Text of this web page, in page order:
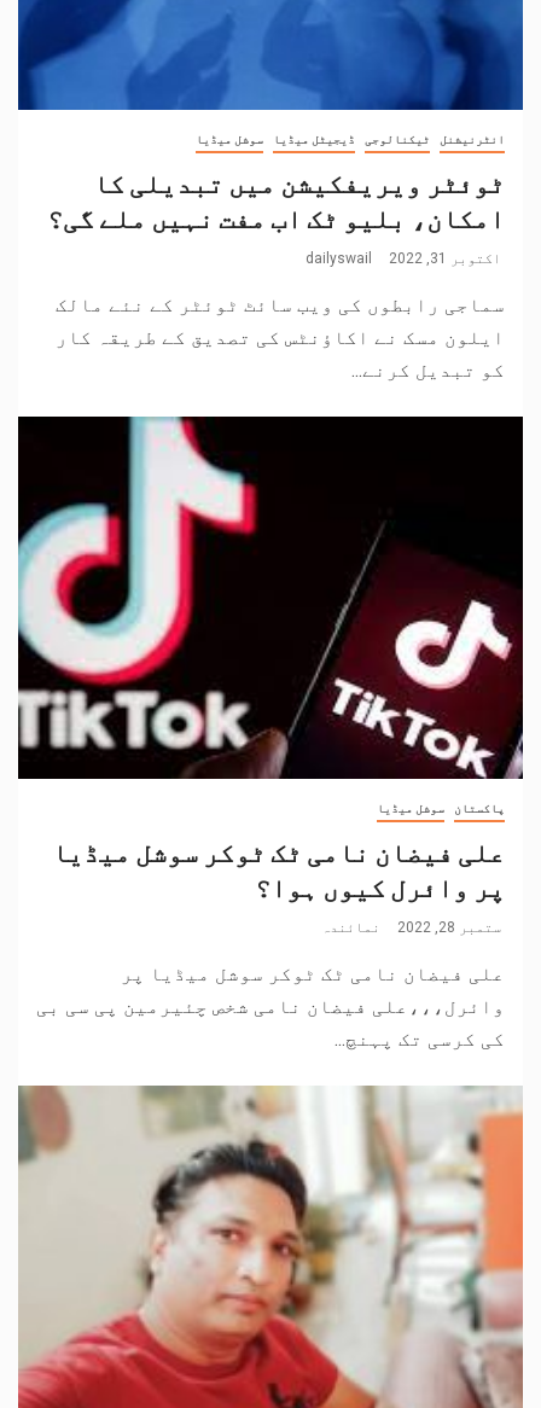
انٹرنیشنل ٹیکنالوجی ڈیجیٹل میڈیا سوشل میڈیا
ٹوئٹر ویریفکیشن میں تبدیلی کا
امکان، بلیو ٹک اب مفت نہیں ملے گی؟
اکتوبر 31, 2022 dailyswail
سماجی رابطوں کی ویب سائٹ ٹوئٹر کے نئے مالک
ایلون مسک نے اکاؤنٹس کی تصدیق کے طریقہ کار
کو تبدیل کرنے...
پاکستان سوشل میڈیا
علی فیضان نامی ٹک ٹوکر سوشل میڈیا
پر وائرل کیوں ہوا؟
ستمبر 28, 2022 نمائندہ
علی فیضان نامی ٹک ٹوکر سوشل میڈیا پر
وائرل،،،علی فیضان نامی شخص چئیرمین پی سی بی
کی کرسی تک پہنچ...